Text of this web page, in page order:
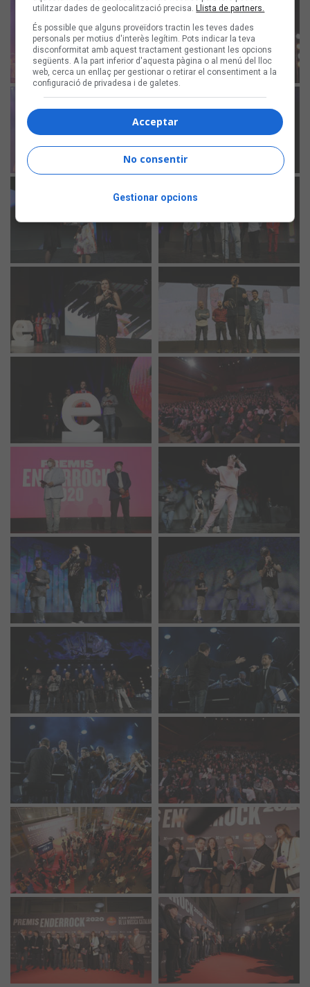
utilitzar dades de geolocalització precisa. Llista de partners.
És possible que alguns proveïdors tractin les teves dades
personals per motius d'interès legítim. Pots indicar la teva
disconformitat amb aquest tractament gestionant les opcions
següents. A la part inferior d'aquesta pàgina o al menú del lloc
web, cerca un enllaç per gestionar o retirar el consentiment a la
configuració de privadesa i de galetes.
Acceptar
No consentir
Gestionar opcions